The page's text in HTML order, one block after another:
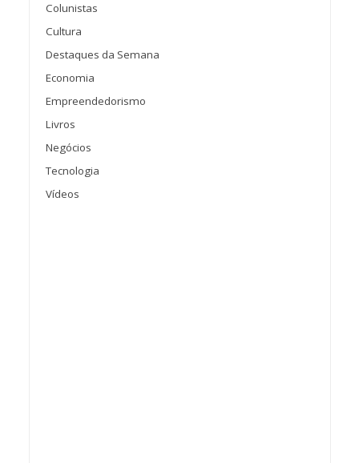
Colunistas
Cultura
Destaques da Semana
Economia
Empreendedorismo
Livros
Negócios
Tecnologia
Vídeos